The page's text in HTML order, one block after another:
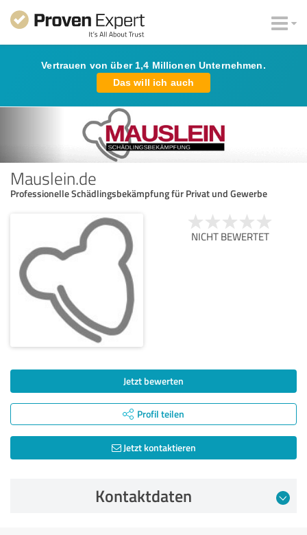
Vertrauen von über 1,4 Millionen Unternehmen.
Das will ich auch
Mauslein.de
Professionelle Schädlingsbekämpfung für Privat und Gewerbe
NICHT BEWERTET
Jetzt bewerten
Profil teilen
Jetzt kontaktieren
Kontaktdaten